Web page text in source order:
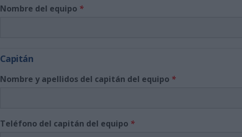
Nombre del equipo *
Capitán
Nombre y apellidos del capitán del equipo *
Teléfono del capitán del equipo *